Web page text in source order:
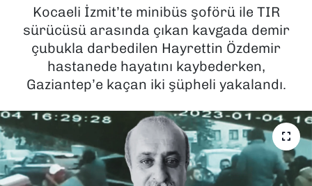
Kocaeli İzmit’te minibüs şoförü ile TIR
sürücüsü arasında çıkan kavgada demir
çubukla darbedilen Hayrettin Özdemir
hastanede hayatını kaybederken,
Gaziantep’e kaçan iki şüpheli yakalandı.
KÜLTÜR SANAT
MAGAZİN
POLİTİKA
SAĞLIK
SPOR
Son Dakika Haberleri
Haber Arşivi